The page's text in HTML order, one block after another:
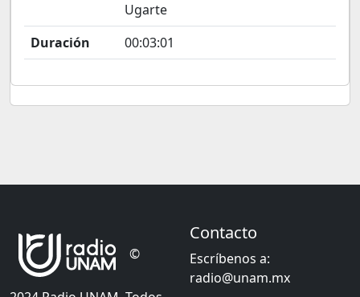
Ugarte
Duración
00:03:01
©
Contacto
Escríbenos a:
radio@unam.mx